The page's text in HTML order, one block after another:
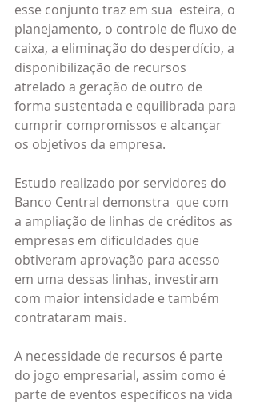
esse conjunto traz em sua  esteira, o
planejamento, o controle de fluxo de
caixa, a eliminação do desperdício, a
disponibilização de recursos
atrelado a geração de outro de
forma sustentada e equilibrada para
cumprir compromissos e alcançar
os objetivos da empresa.
Estudo realizado por servidores do
Banco Central demonstra  que com
a ampliação de linhas de créditos as
empresas em dificuldades que
obtiveram aprovação para acesso
em uma dessas linhas, investiram
com maior intensidade e também
contrataram mais.
A necessidade de recursos é parte
do jogo empresarial, assim como é
parte de eventos específicos na vida